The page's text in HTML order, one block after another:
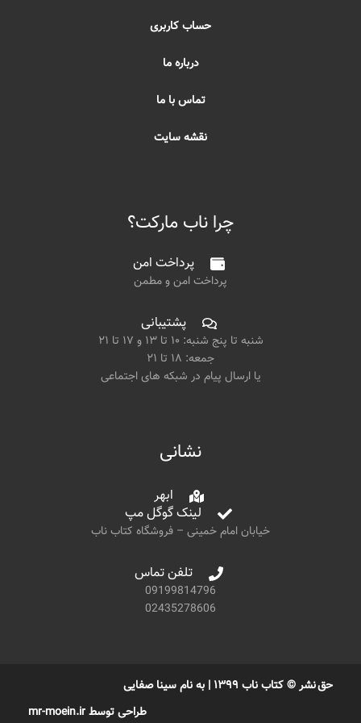
حساب کاربری
درباره ما
تماس با ما
نقشه سایت
چرا ناب مارکت؟
پرداخت امن
پرداخت امن و مطمن
پشتیبانی
شنبه تا پنج شنبه: ۱۰ تا ۱۳ و ۱۷ تا ۲۱
جمعه: ۱۸ تا ۲۱
یا ارسال پیام در شبکه های اجتماعی
نشانی
ابهر
لینک گوگل مپ
خیابان امام خمینی – فروشگاه کتاب ناب
تلفن تماس
09199814796
02435278606
حق نشر © کتاب ناب ۱۳۹۹ | به نام سینا صفایی
طراحی توسط mr-moein.ir